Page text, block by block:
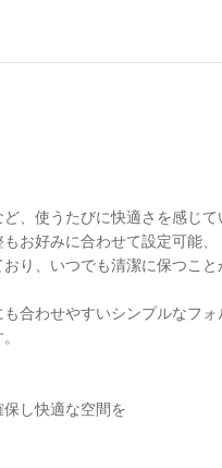
、使うたびに快適さを感じ
お好みに合わせて設定可能、
り、いつでも清潔に保つこ
合わせやすいシンプルなフ
し快適な空間を